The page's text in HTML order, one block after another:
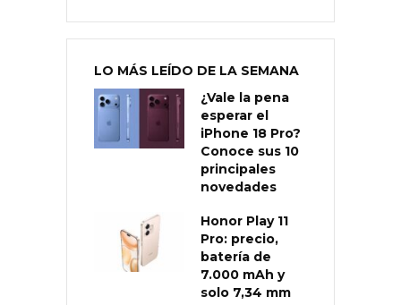
LO MÁS LEÍDO DE LA SEMANA
¿Vale la pena
esperar el
iPhone 18 Pro?
Conoce sus 10
principales
novedades
Honor Play 11
Pro: precio,
batería de
7.000 mAh y
solo 7,34 mm